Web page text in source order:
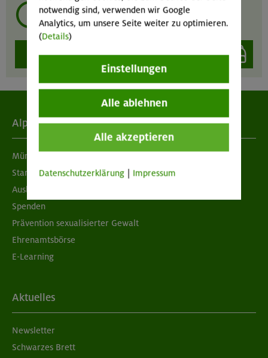
mehrmals ausleihen?
auswählen
Alpenverein
München & Oberland
Standorte
Ausbildung & Jobs
Spenden
Prävention sexualisierter Gewalt
Ehrenamtsbörse
E-Learning
Aktuelles
Newsletter
Schwarzes Brett
notwendig sind, verwenden wir Google
Analytics, um unsere Seite weiter zu optimieren.
(Details)
Einstellungen
Alle ablehnen
Alle akzeptieren
Datenschutzerklärung Impressum